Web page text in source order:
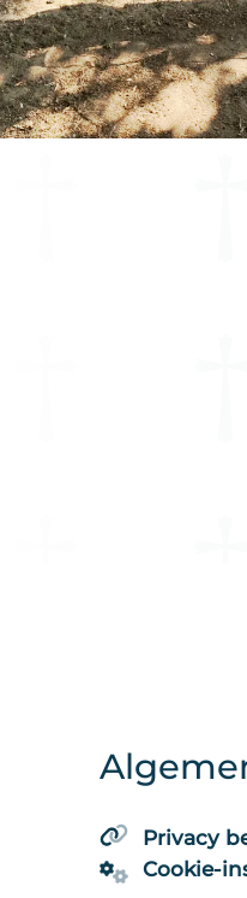
Privacy
Cookie-